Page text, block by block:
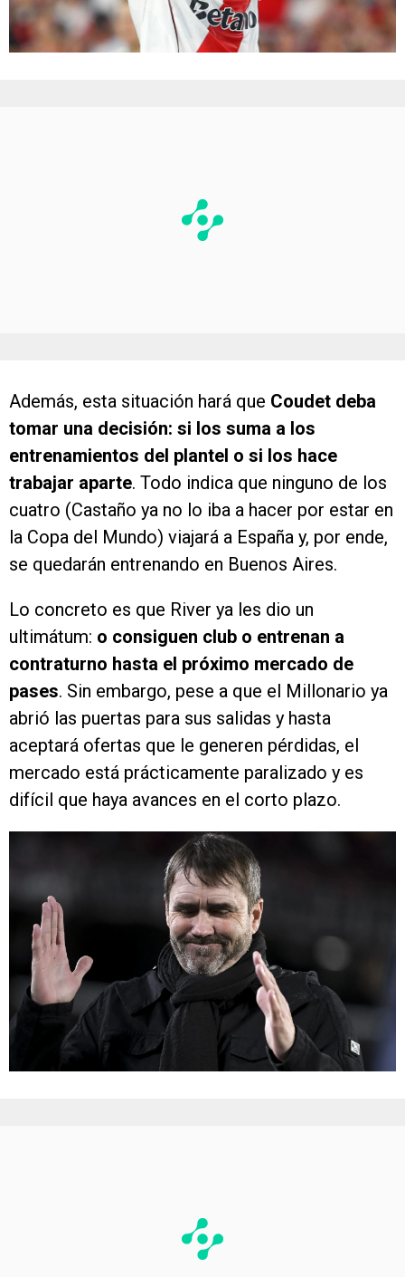
Además, esta situación hará que Coudet deba
tomar una decisión: si los suma a los
entrenamientos del plantel o si los hace
trabajar aparte. Todo indica que ninguno de los
cuatro (Castaño ya no lo iba a hacer por estar en
la Copa del Mundo) viajará a España y, por ende,
se quedarán entrenando en Buenos Aires.
Lo concreto es que River ya les dio un
ultimátum: o consiguen club o entrenan a
contraturno hasta el próximo mercado de
pases. Sin embargo, pese a que el Millonario ya
abrió las puertas para sus salidas y hasta
aceptará ofertas que le generen pérdidas, el
mercado está prácticamente paralizado y es
difícil que haya avances en el corto plazo.